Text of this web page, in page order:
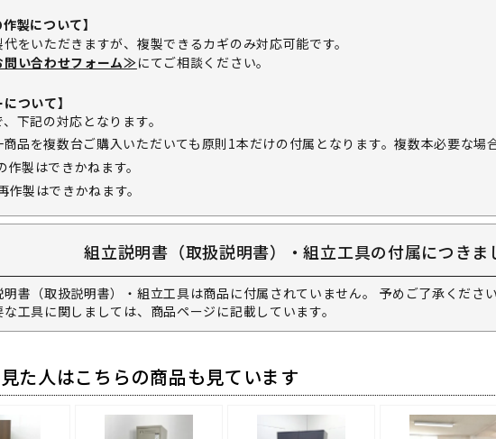
製について】
をいただきますが、複製できるカギのみ対応可能です。
い合わせフォーム≫にてご相談ください。
ついて】
下記の対応となります。
品を複数台ご購入いただいても原則1本だけの付属となります。複数本必要な場
作製はできかねます。
作製はできかねます。
組立説明書（取扱説明書）・組立工具の付属につきま
書（取扱説明書）・組立工具は商品に付属されていません。 予めご了承ください
工具に関しましては、商品ページに記載しています。
た人はこちらの商品も見ています